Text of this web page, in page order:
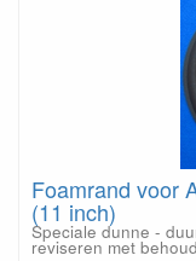
Foamrand voor
(11 inch)
Speciale dunne -
reviseren met